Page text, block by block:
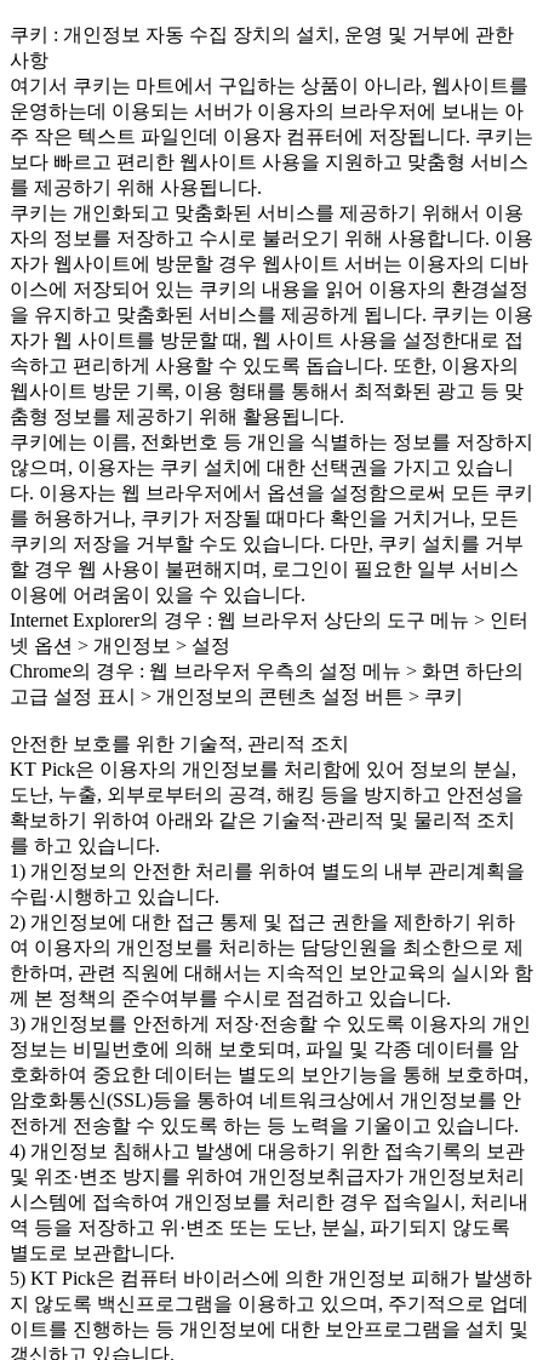
쿠키 : 개인정보 자동 수집 장치의 설치, 운영 및 거부에 관한
사항
여기서 쿠키는 마트에서 구입하는 상품이 아니라, 웹사이트를
운영하는데 이용되는 서버가 이용자의 브라우저에 보내는 아
주 작은 텍스트 파일인데 이용자 컴퓨터에 저장됩니다. 쿠키는
보다 빠르고 편리한 웹사이트 사용을 지원하고 맞춤형 서비스
를 제공하기 위해 사용됩니다.
쿠키는 개인화되고 맞춤화된 서비스를 제공하기 위해서 이용
자의 정보를 저장하고 수시로 불러오기 위해 사용합니다. 이용
자가 웹사이트에 방문할 경우 웹사이트 서버는 이용자의 디바
이스에 저장되어 있는 쿠키의 내용을 읽어 이용자의 환경설정
을 유지하고 맞춤화된 서비스를 제공하게 됩니다. 쿠키는 이용
자가 웹 사이트를 방문할 때, 웹 사이트 사용을 설정한대로 접
속하고 편리하게 사용할 수 있도록 돕습니다. 또한, 이용자의
웹사이트 방문 기록, 이용 형태를 통해서 최적화된 광고 등 맞
춤형 정보를 제공하기 위해 활용됩니다.
쿠키에는 이름, 전화번호 등 개인을 식별하는 정보를 저장하지
않으며, 이용자는 쿠키 설치에 대한 선택권을 가지고 있습니
다. 이용자는 웹 브라우저에서 옵션을 설정함으로써 모든 쿠키
를 허용하거나, 쿠키가 저장될 때마다 확인을 거치거나, 모든
쿠키의 저장을 거부할 수도 있습니다. 다만, 쿠키 설치를 거부
할 경우 웹 사용이 불편해지며, 로그인이 필요한 일부 서비스
이용에 어려움이 있을 수 있습니다.
Internet Explorer의 경우 : 웹 브라우저 상단의 도구 메뉴 > 인터
넷 옵션 > 개인정보 > 설정
Chrome의 경우 : 웹 브라우저 우측의 설정 메뉴 > 화면 하단의
고급 설정 표시 > 개인정보의 콘텐츠 설정 버튼 > 쿠키
안전한 보호를 위한 기술적, 관리적 조치
KT Pick은 이용자의 개인정보를 처리함에 있어 정보의 분실,
도난, 누출, 외부로부터의 공격, 해킹 등을 방지하고 안전성을
확보하기 위하여 아래와 같은 기술적·관리적 및 물리적 조치
를 하고 있습니다.
1) 개인정보의 안전한 처리를 위하여 별도의 내부 관리계획을
수립·시행하고 있습니다.
2) 개인정보에 대한 접근 통제 및 접근 권한을 제한하기 위하
여 이용자의 개인정보를 처리하는 담당인원을 최소한으로 제
한하며, 관련 직원에 대해서는 지속적인 보안교육의 실시와 함
께 본 정책의 준수여부를 수시로 점검하고 있습니다.
3) 개인정보를 안전하게 저장·전송할 수 있도록 이용자의 개인
정보는 비밀번호에 의해 보호되며, 파일 및 각종 데이터를 암
호화하여 중요한 데이터는 별도의 보안기능을 통해 보호하며,
암호화통신(SSL)등을 통하여 네트워크상에서 개인정보를 안
전하게 전송할 수 있도록 하는 등 노력을 기울이고 있습니다.
4) 개인정보 침해사고 발생에 대응하기 위한 접속기록의 보관
및 위조·변조 방지를 위하여 개인정보취급자가 개인정보처리
시스템에 접속하여 개인정보를 처리한 경우 접속일시, 처리내
역 등을 저장하고 위·변조 또는 도난, 분실, 파기되지 않도록
별도로 보관합니다.
5) KT Pick은 컴퓨터 바이러스에 의한 개인정보 피해가 발생하
지 않도록 백신프로그램을 이용하고 있으며, 주기적으로 업데
이트를 진행하는 등 개인정보에 대한 보안프로그램을 설치 및
갱신하고 있습니다.